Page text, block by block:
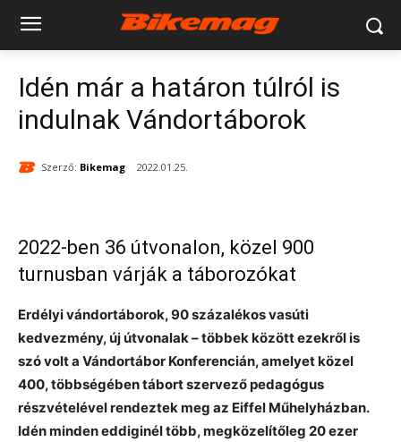
Idén már a határon túlról is
indulnak Vándortáborok
Szerző: Bikemag 2022.01.25.
2022-ben 36 útvonalon, közel 900
turnusban várják a táborozókat
Erdélyi vándortáborok, 90 százalékos vasúti
kedvezmény, új útvonalak – többek között ezekről is
szó volt a Vándortábor Konferencián, amelyet közel
400, többségében tábort szervező pedagógus
részvételével rendeztek meg az Eiffel Műhelyházban.
Idén minden eddiginél több, megközelítőleg 20 ezer